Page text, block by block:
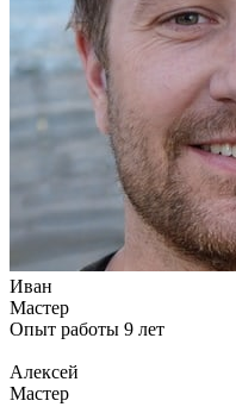
Иван
Мастер
Опыт работы 9 лет
Алексей
Мастер